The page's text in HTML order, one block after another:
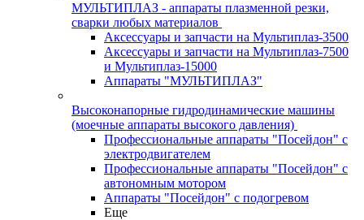
МУЛЬТИПЛАЗ - аппараты плазменной резки,
сварки любых материалов
Аксессуары и запчасти на Мультиплаз-3500
Аксессуары и запчасти на Мультиплаз-7500
и Мультиплаз-15000
Аппараты "МУЛЬТИПЛАЗ"
Высоконапорные гидродинамические машины
(моечные аппараты высокого давления)
Профессиональные аппараты "Посейдон" с
электродвигателем
Профессиональные аппараты "Посейдон" с
автономным мотором
Аппараты "Посейдон" с подогревом
Еще